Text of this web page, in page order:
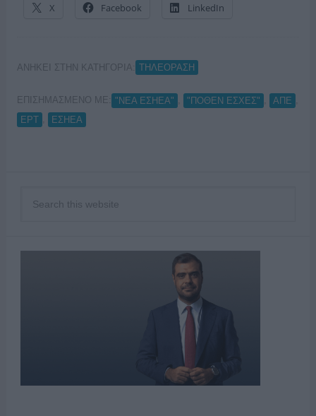
X Facebook LinkedIn
ΑΝΗΚΕΙ ΣΤΗΝ ΚΑΤΗΓΟΡΙΑ: ΤΗΛΕΟΡΑΣΗ
ΕΠΙΣΗΜΑΣΜΕΝΟ ΜΕ: "ΝΕΑ ΕΣΗΕΑ" "ΠΟΘΕΝ ΕΣΧΕΣ" ΑΠΕ
ΕΡΤ
ΕΣΗΕΑ